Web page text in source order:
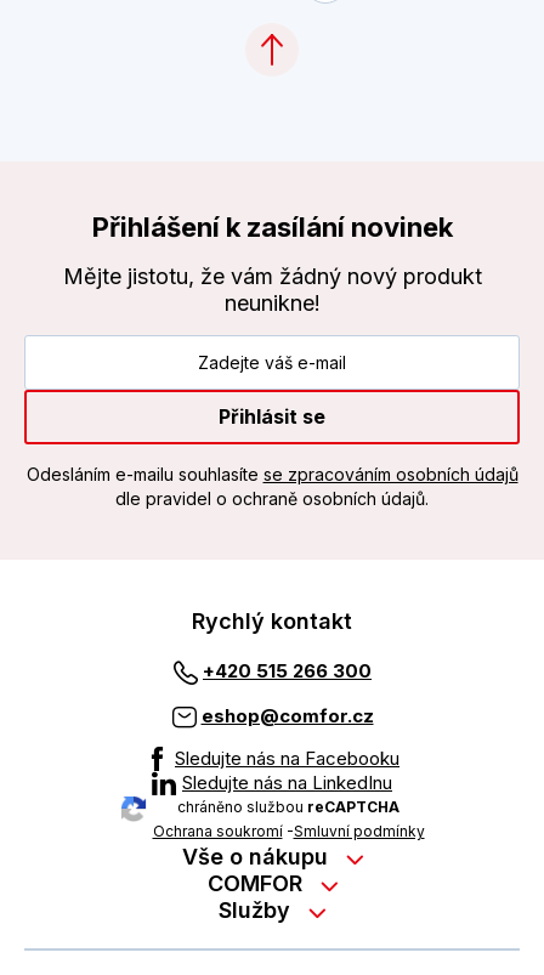
Přihlášení k zasílání novinek
Mějte jistotu, že vám žádný nový produkt
neunikne!
Přihlásit se
Odesláním e-mailu souhlasíte se zpracováním osobních údajů
dle pravidel o ochraně osobních údajů.
Rychlý kontakt
+420 515 266 300
eshop@comfor.cz
Sledujte nás na Facebooku
Sledujte nás na LinkedInu
chráněno službou reCAPTCHA
Ochrana soukromí-Smluvní podmínky
Vše o nákupu
Nákup na splátky
Možnosti platby
COMFOR
Kontakty
Kariéra
Služby